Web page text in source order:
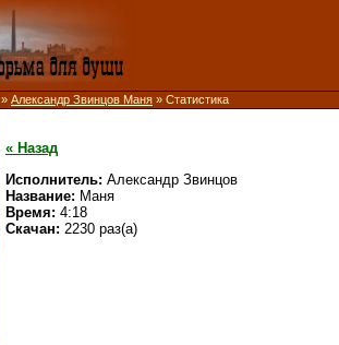
» Александр Звинцов Маня » Статистика
« Назад
Исполнитель: Александр Звинцов
Название: Маня
Время: 4:18
Скачан: 2230 раз(а)